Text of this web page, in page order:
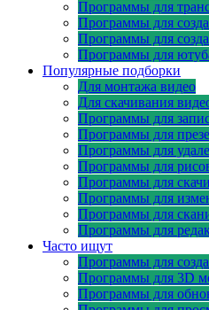
Программы для
Программы для
Программы для
Программы для
Популярные подборки
Для монтажа видео
Для скачивания
Программы для
Программы для
Программы для
Программы для
Программы для
Программы для
Программы для
Программы для
Часто ищут
Программы для
Программы для 3D
Программы для